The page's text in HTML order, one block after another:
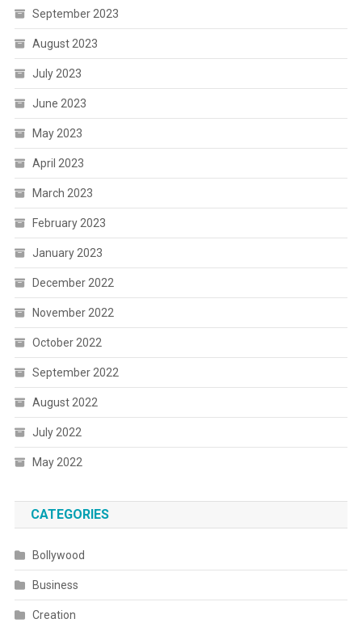
September 2023
August 2023
July 2023
June 2023
May 2023
April 2023
March 2023
February 2023
January 2023
December 2022
November 2022
October 2022
September 2022
August 2022
July 2022
May 2022
CATEGORIES
Bollywood
Business
Creation